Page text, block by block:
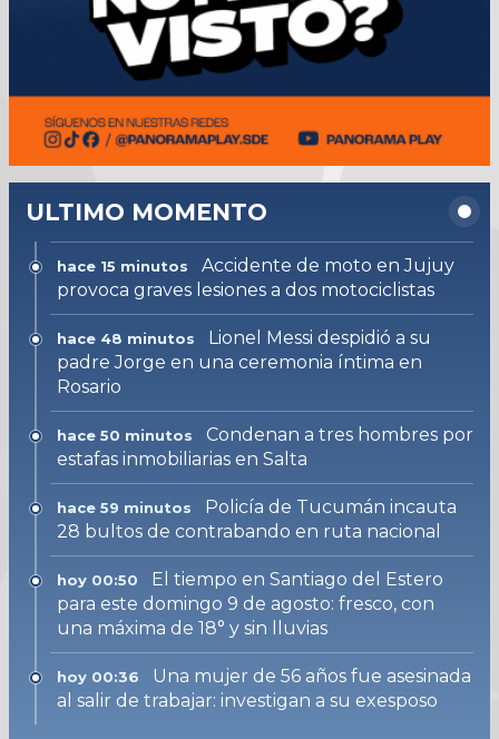
ULTIMO MOMENTO
hace 15 minutos
Accidente de moto en Jujuy
provoca graves lesiones a dos motociclistas
hace 48 minutos
Lionel Messi despidió a su
padre Jorge en una ceremonia íntima en
Rosario
hace 50 minutos
Condenan a tres hombres por
estafas inmobiliarias en Salta
hace 59 minutos
Policía de Tucumán incauta
28 bultos de contrabando en ruta nacional
hoy 00:50
El tiempo en Santiago del Estero
para este domingo 9 de agosto: fresco, con
una máxima de 18° y sin lluvias
hoy 00:36
Una mujer de 56 años fue asesinada
al salir de trabajar: investigan a su exesposo